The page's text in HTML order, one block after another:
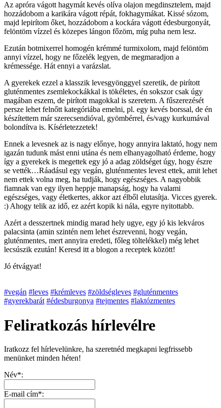
Az apróra vágott hagymát kevés olíva olajon megdinsztelem, majd
hozzádobom a karikára vágott répát, fokhagymákat. Kissé sózom,
majd lepirítom őket, hozzádobom a kockára vágott édesburgonyát,
felöntöm vízzel és közepes lángon főzöm, míg puha nem lesz.
Ezután botmixerrel homogén krémmé turmixolom, majd felöntöm
annyi vízzel, hogy ne főzelék legyen, de megmaradjon a
krémessége. Hát ennyi a varázslat.
A gyerekek ezzel a klasszik levesgyönggyel szeretik, de pirított
gluténmentes zsemlekockákkal is tökéletes, én sokszor csak úgy
magában eszem, de pirított magokkal is szeretem. A fűszerezését
persze lehet felnőtt kategóriába emelni, pl. egy kevés borssal, de én
készítettem már szerecsendióval, gyömbérrel, és/vagy kurkumával
bolondítva is. Kísérletezzetek!
Ennek a levesnek az is nagy előnye, hogy annyira laktató, hogy nem
igazán tudunk mást enni utána és nem elhanyagolható érdeme, hogy
így a gyerekek is megettek egy jó a adag zöldséget úgy, hogy észre
se vették…Ráadásul egy vegán, gluténmentes levest ettek, amit lehet
nem ettek volna meg, ha tudják, hogy egészséges. A nagyobbik
fiamnak van egy ilyen heppje manapság, hogy ha valami
egészséges, vagy életkertes, akkor azt élből elutasítja. Vicces gyerek.
:) Ahogy telik az idő, ez azért kopik ki nála, egyre nyitottabb.
Azért a desszertnek mindig marad hely ugye, egy jó kis lekváros
palacsinta (amin szintén nem lehet észrevenni, hogy vegán,
gluténmentes, mert annyira eredeti, főleg töltelékkel) még lehet
lecsúszik ezután! Keresd itt a blogon a receptek között!
Jó étvágyat!
#vegán #leves #krémleves #zöldségleves #gluténmentes
#gyerekbarát #édesburgonya #tejmentes #laktózmentes
Feliratkozás hírlevélre
Iratkozz fel hírlevelünkre, ha szeretnéd megkapni legfrissebb
menünket minden héten!
Név*:
E-mail cím*: